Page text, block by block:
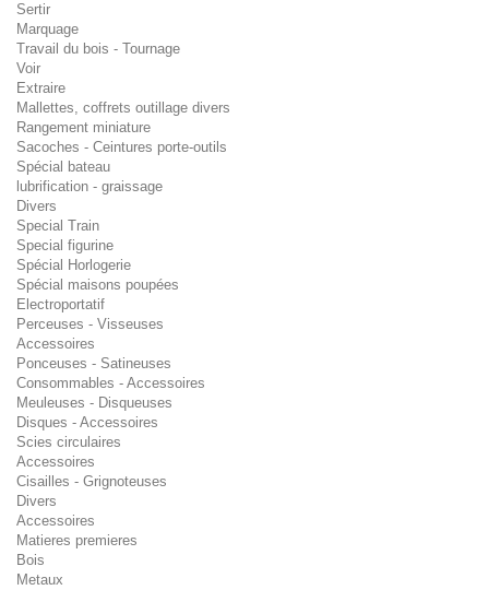
Sertir
Marquage
Travail du bois - Tournage
Voir
Extraire
Mallettes, coffrets outillage divers
Rangement miniature
Sacoches - Ceintures porte-outils
Spécial bateau
lubrification - graissage
Divers
Special Train
Special figurine
Spécial Horlogerie
Spécial maisons poupées
Electroportatif
Perceuses - Visseuses
Accessoires
Ponceuses - Satineuses
Consommables - Accessoires
Meuleuses - Disqueuses
Disques - Accessoires
Scies circulaires
Accessoires
Cisailles - Grignoteuses
Divers
Accessoires
Matieres premieres
Bois
Metaux